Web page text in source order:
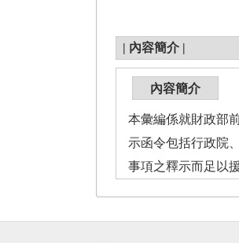
| 內容簡介 |
內容簡介
本彙編係就財政部
示函令包括行政院
事項之釋示而足以